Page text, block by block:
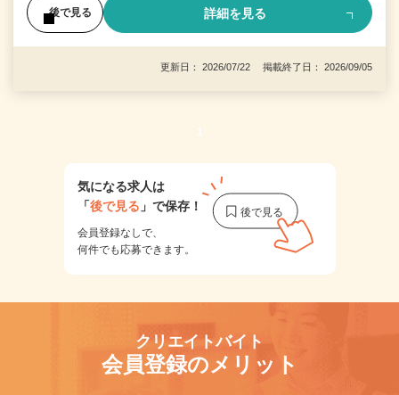
後で見る 詳細を見る
更新日： 2026/07/22 掲載終了日： 2026/09/05
1
気になる求人は
「後で見る 」で保存！
会員登録なしで、
何件でも応募できます。
クリエイトバイト
会員登録のメリット